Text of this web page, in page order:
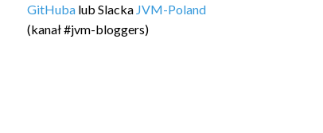
GitHuba lub Slacka JVM-Poland
(kanał #jvm-bloggers)